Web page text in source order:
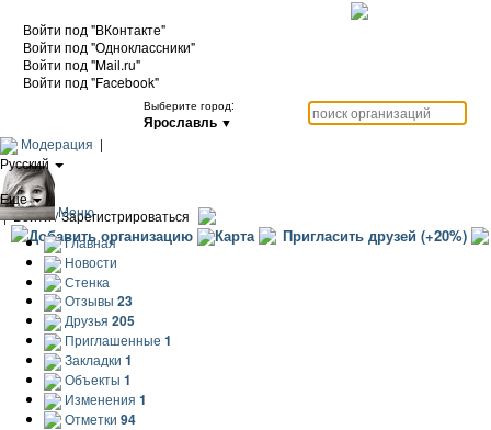
Войти под "ВКонтакте"
Войти под "Одноклассники"
Войти под "Mail.ru"
Войти под "Facebook"
Выберите город:
Ярославль ▼
Модерация |
Русский
|
Еще
|Войти / Зарегистрироваться
Добавить организацию Карта Пригласить друзей (+20%)
Меню
Главная
Новости
Стенка
Отзывы 23
Друзья 205
Приглашенные 1
Закладки 1
Объекты 1
Изменения 1
Отметки 94